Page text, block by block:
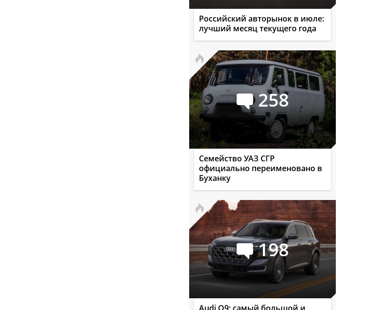
Российский авторынок в июле:
лучший месяц текущего года
258
Семейство УАЗ СГР
официально переименовано в
Буханку
198